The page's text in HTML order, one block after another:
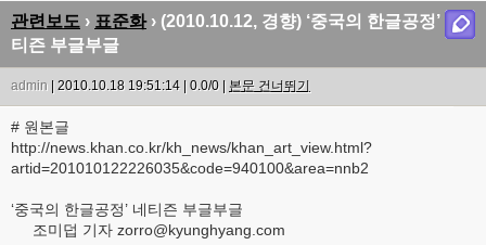
관련보도 › 표준화› (2010.10.12, 경향) ‘중국의 한글공정’ 네
티즌 부글부글
admin | 2010.10.18 19:51:14 | 0.0/0 | 본문 건너뛰기
# 원본글
http://news.khan.co.kr/kh_news/khan_art_view.html?
artid=201010122226035&code=940100&area=nnb2
‘중국의 한글공정’ 네티즌 부글부글
조미덥 기자 zorro@kyunghyang.com